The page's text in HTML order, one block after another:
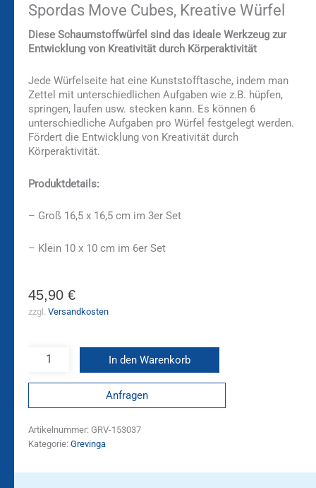
Spordas Move Cubes, Kreative Würfel
Diese Schaumstoffwürfel sind das ideale Werkzeug zur
Entwicklung von Kreativität durch Körperaktivität
Jede Würfelseite hat eine Kunststofftasche, indem man
Zettel mit unterschiedlichen Aufgaben wie z.B. hüpfen,
springen, laufen usw. stecken kann. Es können 6
unterschiedliche Aufgaben pro Würfel festgelegt werden.
Fördert die Entwicklung von Kreativität durch
Körperaktivität.
Produktdetails:
– Groß 16,5 x 16,5 cm im 3er Set
– Klein 10 x 10 cm im 6er Set
45,90 €
zzgl. Versandkosten
In den Warenkorb
Anfragen
Artikelnummer: GRV-153037
Kategorie: Grevinga